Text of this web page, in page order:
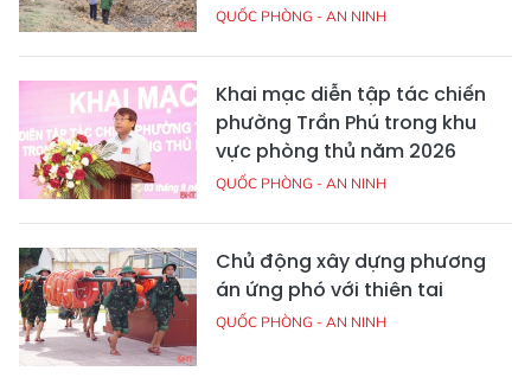
QUỐC PHÒNG - AN NINH
Khai mạc diễn tập tác chiến
phường Trần Phú trong khu
vực phòng thủ năm 2026
QUỐC PHÒNG - AN NINH
Chủ động xây dựng phương
án ứng phó với thiên tai
QUỐC PHÒNG - AN NINH